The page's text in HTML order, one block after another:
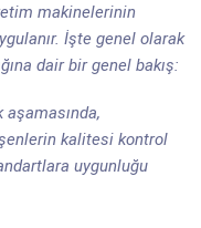
makinelerinin
İşte genel olarak
dair bir genel bakış:
kalitesi kontrol
uygunluğu